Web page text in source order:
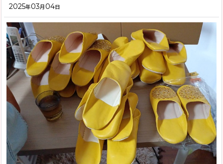
2025年03月 04日
お店について
2024年